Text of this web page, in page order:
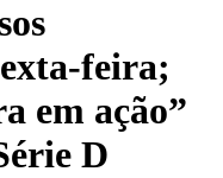
feira;
em ação”
D